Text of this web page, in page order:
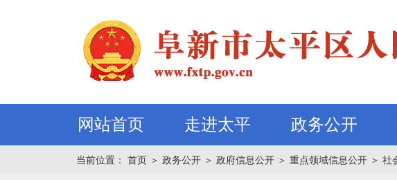
网站首页 走进太平 政务公开
当前位置： 首页 ＞ 政务公开 ＞ 政府信息公开 ＞ 重点领域信息公开 ＞ 社